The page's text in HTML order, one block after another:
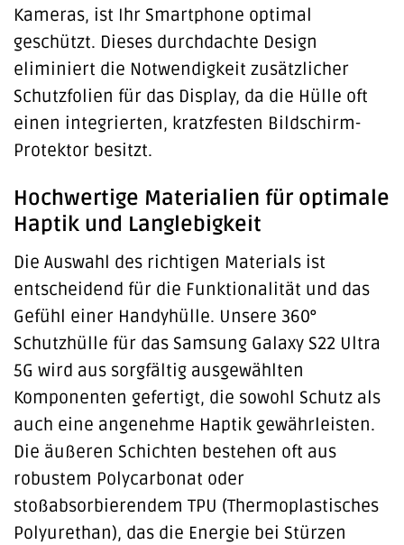
Kameras, ist Ihr Smartphone optimal
geschützt. Dieses durchdachte Design
eliminiert die Notwendigkeit zusätzlicher
Schutzfolien für das Display, da die Hülle oft
einen integrierten, kratzfesten Bildschirm-
Protektor besitzt.
Hochwertige Materialien für optimale
Haptik und Langlebigkeit
Die Auswahl des richtigen Materials ist
entscheidend für die Funktionalität und das
Gefühl einer Handyhülle. Unsere 360°
Schutzhülle für das Samsung Galaxy S22 Ultra
5G wird aus sorgfältig ausgewählten
Komponenten gefertigt, die sowohl Schutz als
auch eine angenehme Haptik gewährleisten.
Die äußeren Schichten bestehen oft aus
robustem Polycarbonat oder
stoßabsorbierendem TPU (Thermoplastisches
Polyurethan), das die Energie bei Stürzen